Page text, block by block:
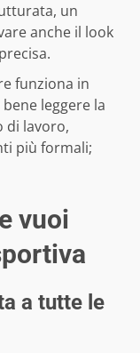
un
anche il look
funziona in
leggere la
di lavoro,
più formali;
vuoi
a tutte le